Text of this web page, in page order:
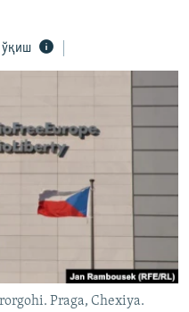
ўқиш
Praga, Chexiya.